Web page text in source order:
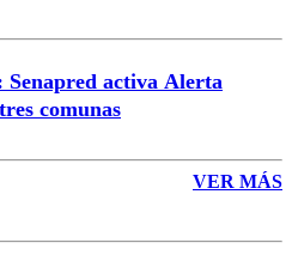
activa Alerta
comunas
VER MÁS